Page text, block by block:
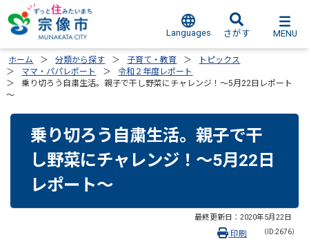
Languages さがす MENU
ホーム 分類から探す 子育て・教育
トピックス
ママ・パパレポート
令和２年度レポート
乗り切ろう自粛生活。親子で干し野菜にチャレンジ！～5月22日レポート
～
乗り切ろう自粛生活。親子で干
し野菜にチャレンジ！～5月22日
レポート～
最終更新日： 2020年5月22日
（ID:2676）
印刷